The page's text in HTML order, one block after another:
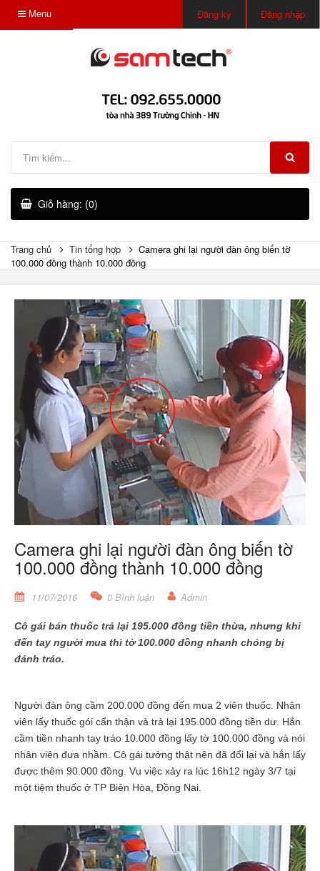
Menu Đăng ký Đăng nhập
Giỏ hàng: (0)
Trang chủ Tin tổng hợp
Camera ghi lại người đàn ông biến tờ
100.000 đồng thành 10.000 đồng
Camera ghi lại người đàn ông biến tờ
100.000 đồng thành 10.000 đồng
11/07/2016 0 Bình luận Admin
Cô gái bán thuốc trả lại 195.000 đồng tiền thừa, nhưng khi
đến tay người mua thì tờ 100.000 đồng nhanh chóng bị
đánh tráo.
Người đàn ông cầm 200.000 đồng đến mua 2 viên thuốc. Nhân
viên lấy thuốc gói cẩn thận và trả lại 195.000 đồng tiền dư. Hắn
cầm tiền nhanh tay tráo 10.000 đồng lấy tờ 100.000 đồng và nói
nhân viên đưa nhầm. Cô gái tưởng thật nên đã đổi lại và hắn lấy
được thêm 90.000 đồng. Vụ việc xảy ra lúc 16h12 ngày 3/7 tại
một tiệm thuốc ở TP Biên Hòa, Đồng Nai.